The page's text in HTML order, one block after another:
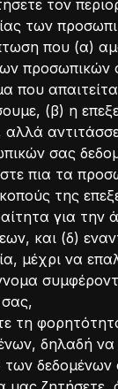
τον
των
που (α)
προσωπικών
που
(β) η
σας
πια τα
της
για την
και (δ)
μέχρι να
τη
δηλαδή να
των δεδομένων